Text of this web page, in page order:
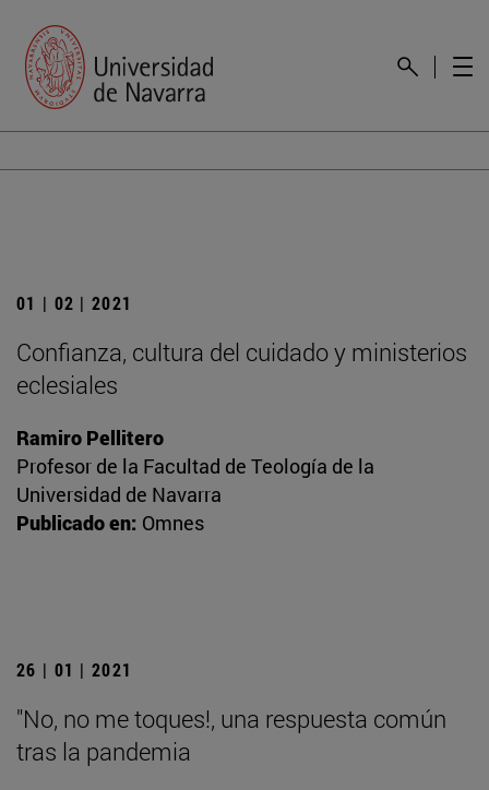
01 | 02 | 2021
Confianza, cultura del cuidado y ministerios
eclesiales
Ramiro Pellitero
Profesor de la Facultad de Teología de la
Universidad de Navarra
Publicado en: Omnes
26 | 01 | 2021
"No, no me toques!, una respuesta común
tras la pandemia